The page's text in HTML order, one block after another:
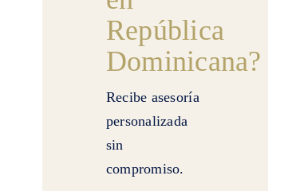
República
Dominicana?
Recibe asesoría
personalizada
sin
compromiso.